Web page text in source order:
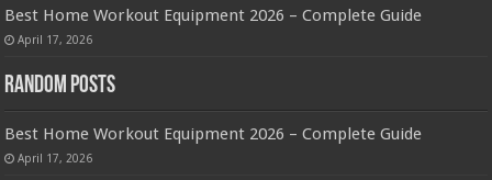
Best Home Workout Equipment 2026 – Complete Guide
April 17, 2026
Random Posts
Best Home Workout Equipment 2026 – Complete Guide
April 17, 2026